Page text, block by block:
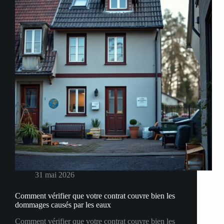
31 mai 2026
Comment vérifier que votre contrat couvre bien les
dommages causés par les eaux
Comment vérifier que votre contrat couvre bien les